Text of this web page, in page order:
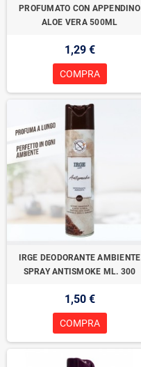
PROFUMATO CON APPENDINO
ALOE VERA 500ML
1,29 €
COMPRA
IRGE DEODORANTE AMBIENTE
SPRAY ANTISMOKE ML. 300
1,50 €
COMPRA